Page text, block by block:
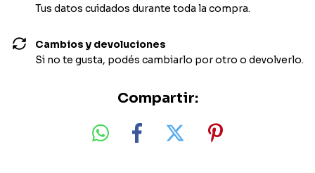
Tus datos cuidados durante toda la compra.
Cambios y devoluciones
Si no te gusta, podés cambiarlo por otro o devolverlo.
Compartir: